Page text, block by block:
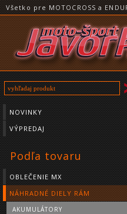
Všetko pre MOTOCROSS a
NOVINKY
VÝPREDAJ
Podľa tovaru
OBLEČENIE MX
NÁHRADNÉ DIELY RÁM
AKUMULÁTORY